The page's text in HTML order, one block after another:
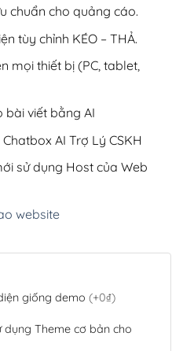
chuẩn cho quảng cáo.
tùy chỉnh KÉO – THẢ.
mọi thiết bị (PC, tablet,
bài viết bằng AI
AI Trợ Lý CSKH
sử dụng Host của Web
website
giống demo (+0₫)
dụng Theme cơ bản cho